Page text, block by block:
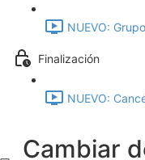
NUEVO:
Finalización
NUEVO:
Cambiar